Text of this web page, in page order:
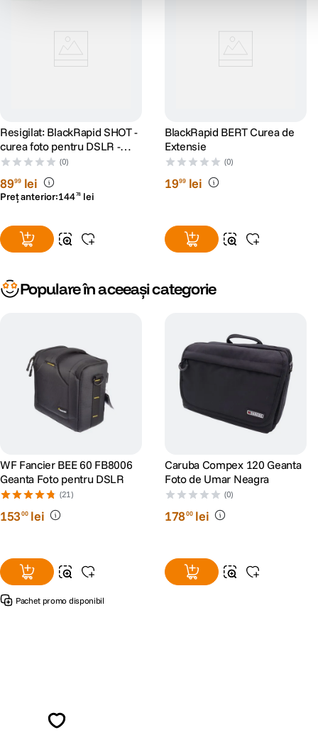
Resigilat: BlackRapid SHOT -
curea foto pentru DSLR -
portocaliu - RS125014386-1
(0)
8999 lei
Preț anterior:14478 lei
BlackRapid BERT Curea de
Extensie
(0)
1999 lei
Populare în aceeași categorie
WF Fancier BEE 60 FB8006
Geanta Foto pentru DSLR
(21)
15300 lei
Pachet promo disponibil
Caruba Compex 120 Geanta
Foto de Umar Neagra
(0)
17800 lei